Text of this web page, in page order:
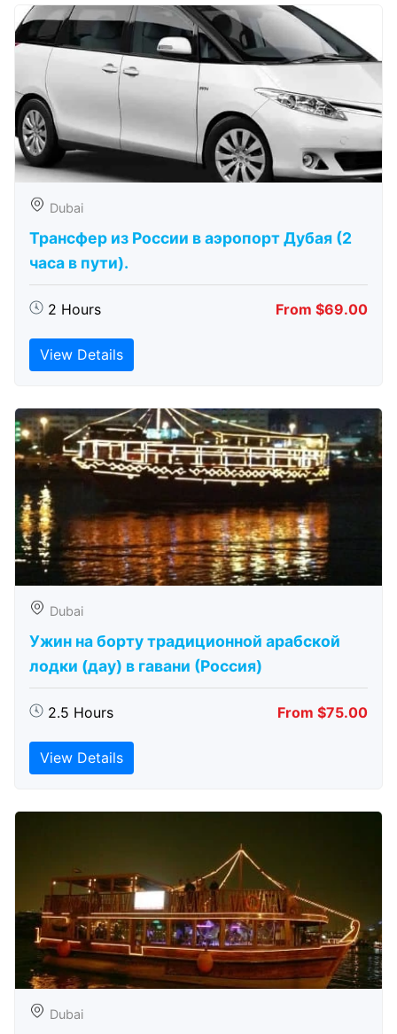
Dubai
Трансфер из России в аэропорт Дубая (2
часа в пути).
2 Hours From $69.00
View Details
Dubai
Ужин на борту традиционной арабской
лодки (дау) в гавани (Россия)
2.5 Hours From $75.00
View Details
Dubai